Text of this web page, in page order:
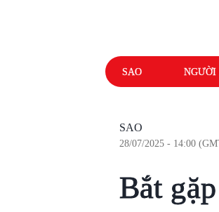
SAO NGƯỜI
SAO
28/07/2025 - 14:00
Bắt